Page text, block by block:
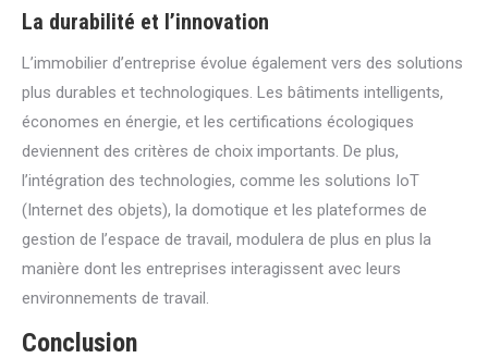
La durabilité et l’innovation
L’immobilier d’entreprise évolue également vers des solutions
plus durables et technologiques. Les bâtiments intelligents,
économes en énergie, et les certifications écologiques
deviennent des critères de choix importants. De plus,
l’intégration des technologies, comme les solutions IoT
(Internet des objets), la domotique et les plateformes de
gestion de l’espace de travail, modulera de plus en plus la
manière dont les entreprises interagissent avec leurs
environnements de travail.
Conclusion